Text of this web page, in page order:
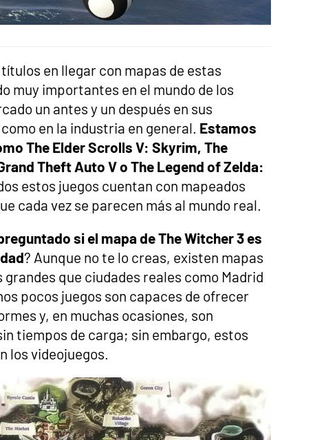
en llegar con mapas de estas
muy importantes en el mundo de los
un antes y un después en sus
en la industria en general. Estamos
The Elder Scrolls V: Skyrim, The
Theft Auto V o The Legend of Zelda:
estos juegos cuentan con mapeados
cada vez se parecen más al mundo real.
si el mapa de The Witcher 3 es
? Aunque no te lo creas, existen mapas
grandes que ciudades reales como Madrid
pocos juegos son capaces de ofrecer
y, en muchas ocasiones, son
tiempos de carga; sin embargo, estos
los videojuegos.